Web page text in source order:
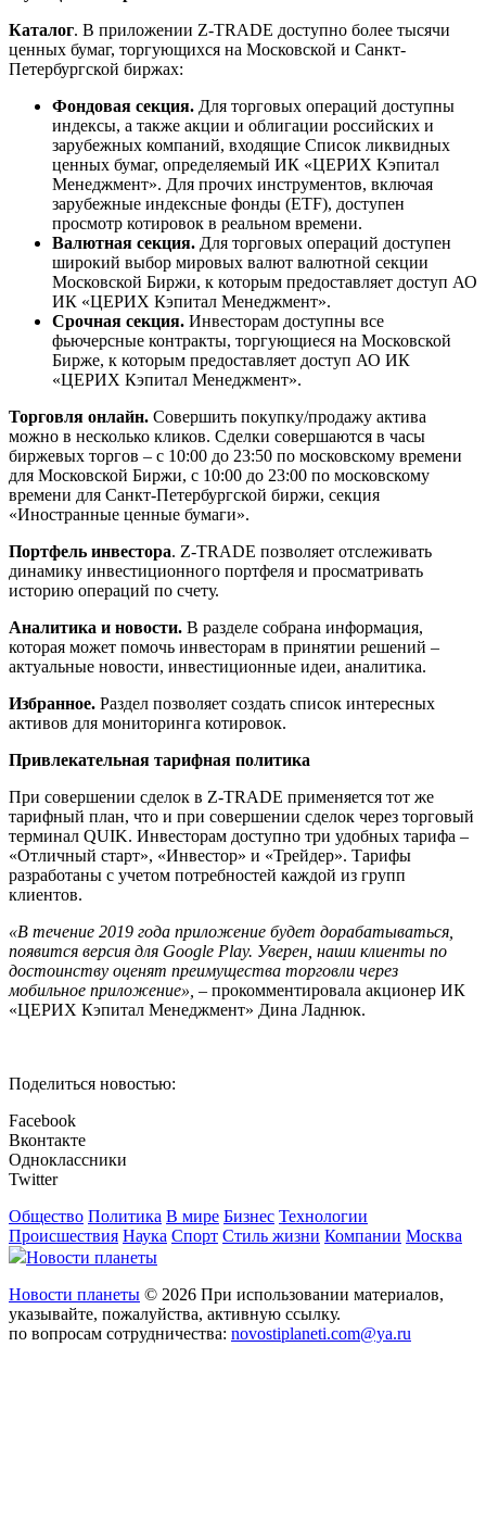
Каталог. В приложении Z-TRADE доступно более тысячи
ценных бумаг, торгующихся на Московской и Санкт-
Петербургской биржах:
Фондовая секция. Для торговых операций доступны
индексы, а также акции и облигации российских и
зарубежных компаний, входящие Список ликвидных
ценных бумаг, определяемый ИК «ЦЕРИХ Кэпитал
Менеджмент». Для прочих инструментов, включая
зарубежные индексные фонды (ETF), доступен
просмотр котировок в реальном времени.
Валютная секция. Для торговых операций доступен
широкий выбор мировых валют валютной секции
Московской Биржи, к которым предоставляет доступ АО
ИК «ЦЕРИХ Кэпитал Менеджмент».
Срочная секция. Инвесторам доступны все
фьючерсные контракты, торгующиеся на Московской
Бирже, к которым предоставляет доступ АО ИК
«ЦЕРИХ Кэпитал Менеджмент».
Торговля онлайн. Совершить покупку/продажу актива
можно в несколько кликов. Сделки совершаются в часы
биржевых торгов – с 10:00 до 23:50 по московскому времени
для Московской Биржи, с 10:00 до 23:00 по московскому
времени для Санкт-Петербургской биржи, секция
«Иностранные ценные бумаги».
Портфель инвестора. Z-TRADE позволяет отслеживать
динамику инвестиционного портфеля и просматривать
историю операций по счету.
Аналитика и новости. В разделе собрана информация,
которая может помочь инвесторам в принятии решений –
актуальные новости, инвестиционные идеи, аналитика.
Избранное. Раздел позволяет создать список интересных
активов для мониторинга котировок.
Привлекательная тарифная политика
При совершении сделок в Z-TRADE применяется тот же
тарифный план, что и при совершении сделок через торговый
терминал QUIK. Инвесторам доступно три удобных тарифа –
«Отличный старт», «Инвестор» и «Трейдер». Тарифы
разработаны с учетом потребностей каждой из групп
клиентов.
«В течение 2019 года приложение будет дорабатываться,
появится версия для Google Play. Уверен, наши клиенты по
достоинству оценят преимущества торговли через
мобильное приложение», – прокомментировала акционер ИК
«ЦЕРИХ Кэпитал Менеджмент» Дина Ладнюк.
Поделиться новостью:
Facebook
Вконтакте
Одноклассники
Twitter
Общество Политика В мире Бизнес Технологии
Происшествия Наука Спорт Стиль жизни Компании Москва
Новости планеты
Новости планеты © 2026 При использовании материалов,
указывайте, пожалуйства, активную ссылку.
по вопросам сотрудничества: novostiplaneti.com@ya.ru